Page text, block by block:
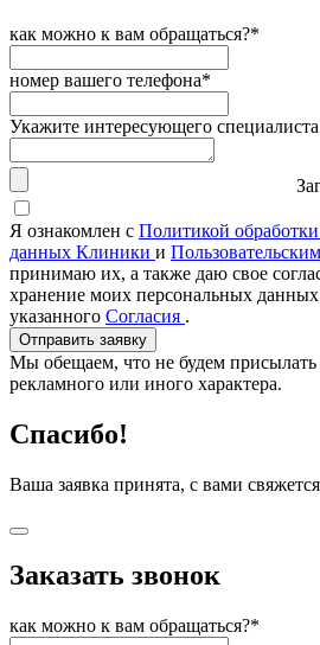
как можно к вам обращаться?*
номер вашего телефона*
Укажите интересующего
Я ознакомлен с Политикой
данных Клиники и
принимаю их, а также даю свое
хранение моих персональных данных
указанного Согласия .
Отправить заявку
Мы обещаем, что не будем
рекламного или иного характера.
Спасибо!
Ваша заявка принята, с вами
Заказать звонок
как можно к вам обращаться?*